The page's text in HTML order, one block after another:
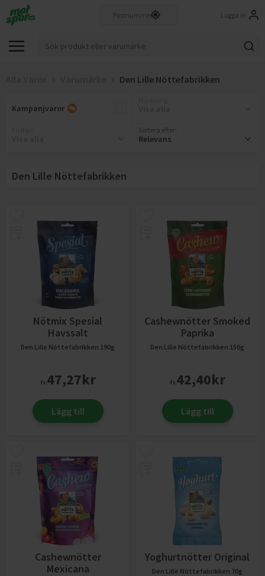
Logga in
Den Lille Nöttefabrikken
Kampanjvaror
Sortera efter:
Relevans
Den Lille Nöttefabrikken
Nötmix Spesial
Havssalt
Den Lille Nöttefabrikken 190g
fr.47,27kr
Lägg till
Cashewnötter Smoked
Paprika
Den Lille Nöttefabrikken 150g
fr.42,40kr
Lägg till
Cashewnötter
Mexicana
Yoghurtnötter Original
Den Lille Nöttefabrikken 70g